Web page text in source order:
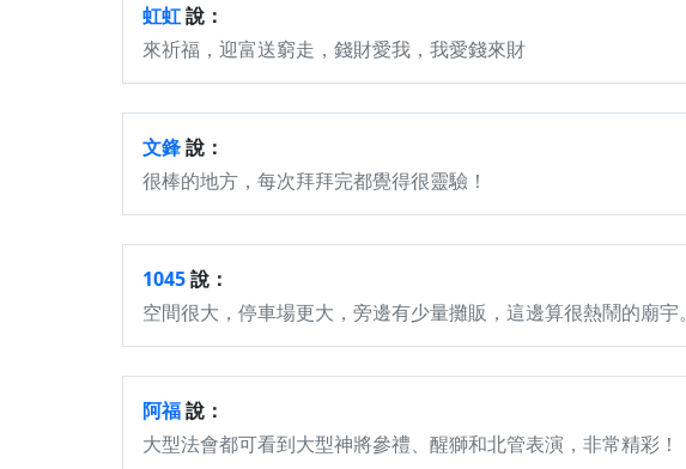
虹虹說：
來祈福，迎富送窮走，錢財愛我，我愛錢來財
文鋒說：
很棒的地方，每次拜拜完都覺得很靈驗！
1045說：
空間很大，停車場更大，旁邊有少量攤販，這邊算很熱鬧的廟宇。
阿福說：
大型法會都可看到大型神將參禮、醒獅和北管表演，非常精彩！